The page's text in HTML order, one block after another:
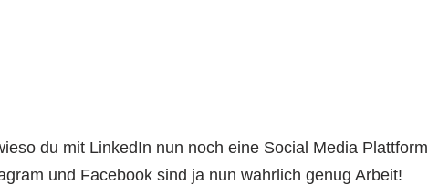
du mit LinkedIn nun noch eine Social Media Plattform
und Facebook sind ja nun wahrlich genug Arbeit!